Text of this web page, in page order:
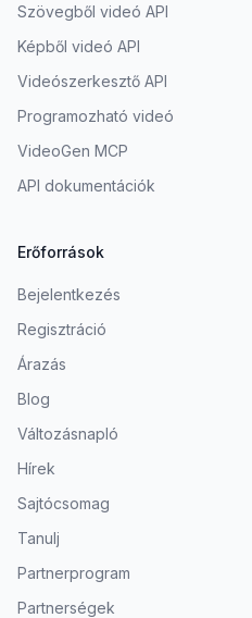
Szövegből videó API
Képből videó API
Videószerkesztő API
Programozható videó
VideoGen MCP
API dokumentációk
Erőforrások
Bejelentkezés
Regisztráció
Árazás
Blog
Változásnapló
Hírek
Sajtócsomag
Tanulj
Partnerprogram
Partnerségek